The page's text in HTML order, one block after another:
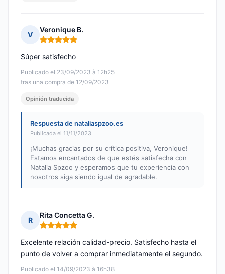
V
Veronique B.
Nota: 5 de 5
Publicado el 23/09/2023 à 12h25
tras una compra de 12/09/2023
Súper satisfecho
Opinión traducida
Respuesta de nataliaspzoo.es
Publicada el 11/11/2023
¡Muchas gracias por su crítica positiva, Veronique!
Estamos encantados de que estés satisfecha con
Natalia Spzoo y esperamos que tu experiencia con
nosotros siga siendo igual de agradable.
R
Rita Concetta G.
Nota: 5 de 5
Publicado el 14/09/2023 à 16h38
Excelente relación calidad-precio. Satisfecho hasta el
punto de volver a comprar inmediatamente el segundo.